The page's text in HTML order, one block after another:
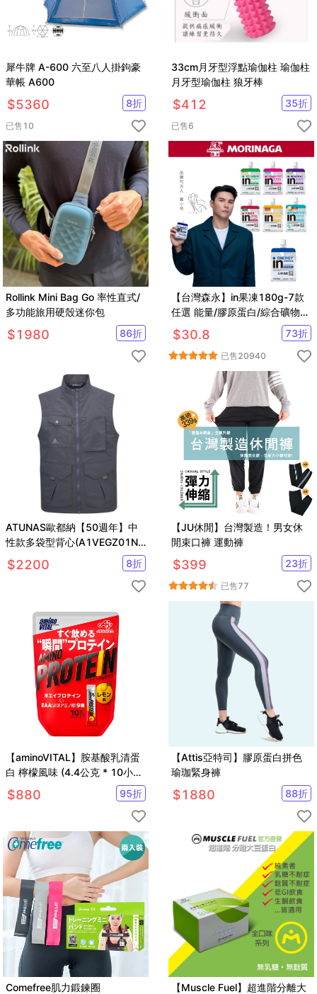
犀牛牌 A-600 六至八人掛鉤豪
華帳 A600
$5360 8折
已售 10
33cm月牙型浮點瑜伽柱 瑜伽柱
月牙型瑜伽柱 狼牙棒
$412 35折
已售6
Rollink Mini Bag Go 率性直式/
多功能旅用硬殼迷你包
$1980 86折
【台灣森永】in果凍180g-7款
任選 能量/膠原蛋白/綜合礦物
質/維他命/膳食纖維/牛磺酸B群/
益生菌
$30.8 73折
已售20940
ATUNAS歐都納【50週年】中
性款多袋型背心(A1VEGZ01N
深灰/釣魚/登山/工裝/防潑水)
$2200 8折
【JU休閒】台灣製造！男女休
閒束口褲 運動褲
$399 23折
已售77
【aminoVITAL】胺基酸乳清蛋
白 檸檬風味 (4.4公克 * 10小
包)
$880 95折
【Attis亞特司】膠原蛋白拼色
瑜珈緊身褲
$1880 88折
Comefree肌力鍛鍊圈
【Muscle Fuel】超進階分離大